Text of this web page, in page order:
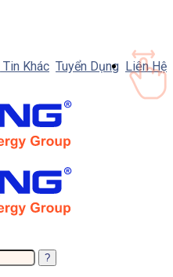
Khác Tuyển Dụng Liên Hệ